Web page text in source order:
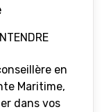
en
Maritime,
dans vos